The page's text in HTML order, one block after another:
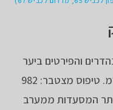
והפירטים ביער
משמר העמק אורך המסלול 36.9 ק"מ. טיפוס מצטבר: 982
המסעדות ממערב